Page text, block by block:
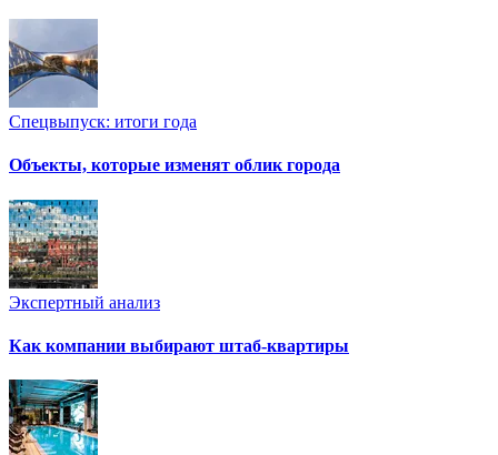
Спецвыпуск: итоги года
Объекты, которые изменят облик города
Экспертный анализ
Как компании выбирают штаб-квартиры